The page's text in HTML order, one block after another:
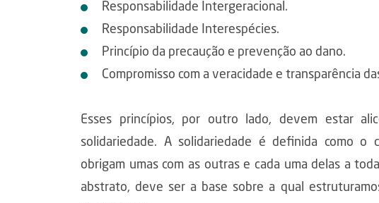
Responsabilidade Intergeracional.
Responsabilidade Interespécies.
Princípio da precaução e prevenção ao dano.
Compromisso com a veracidade e transparência
Esses princípios, por outro lado, devem estar
solidariedade. A solidariedade é definida como o
obrigam umas com as outras e cada uma delas a
abstrato, deve ser a base sobre a qual